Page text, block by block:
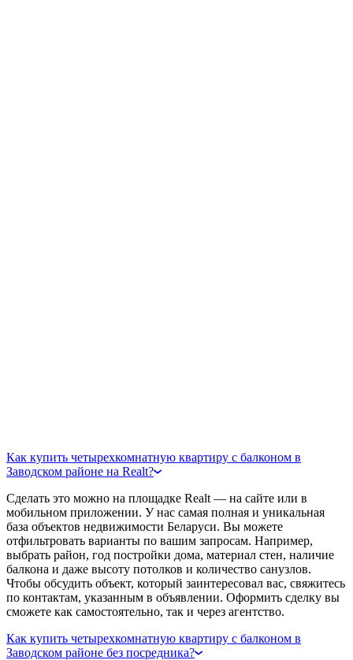
Как купить четырехкомнатную квартиру с балконом в
Заводском районе на Realt?
Сделать это можно на площадке Realt — на сайте или в
мобильном приложении. У нас самая полная и уникальная
база объектов недвижимости Беларуси. Вы можете
отфильтровать варианты по вашим запросам. Например,
выбрать район, год постройки дома, материал стен, наличие
балкона и даже высоту потолков и количество санузлов.
Чтобы обсудить объект, который заинтересовал вас, свяжитесь
по контактам, указанным в объявлении. Оформить сделку вы
сможете как самостоятельно, так и через агентство.
Как купить четырехкомнатную квартиру с балконом в
Заводском районе без посредника?